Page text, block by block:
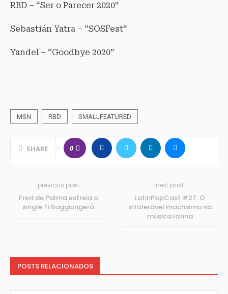
RBD – “Ser o Parecer 2020”
Sebastián Yatra – “SOSFest”
Yandel – “Goodbye 2020”
MSN RBD SMALLFEATURED
SHARE 0
previous post
Fred de Palma estreia o
single Ti Raggiungerò
next post
LatinPopCast #27: O
intolerável machismo na
música latina
POSTS RELACIONADOS